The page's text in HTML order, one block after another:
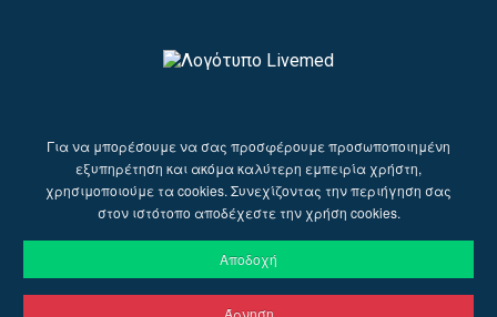
Για να μπορέσουμε να σας προσφέρουμε προσωποποιημένη
εξυπηρέτηση και ακόμα καλύτερη εμπειρία χρήστη,
χρησιμοποιούμε τα cookies. Συνεχίζοντας την περιήγηση σας
στον ιστότοπο αποδέχεστε την χρήση cookies.
Αποδοχή
Άρνηση